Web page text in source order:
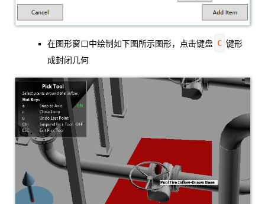
在图形窗口中绘制如下图所示图形，点击键盘 C 键形
成封闭几何